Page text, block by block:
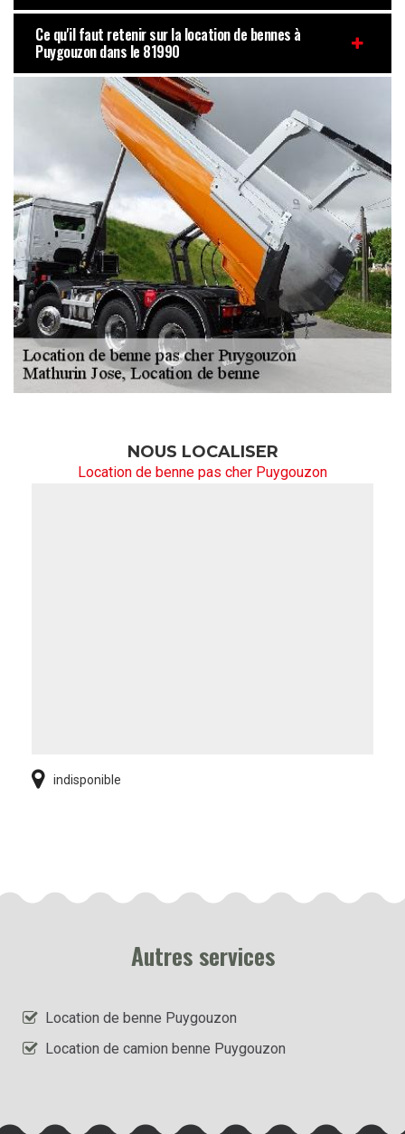
Ce qu'il faut retenir sur la location de bennes à
Puygouzon dans le 81990
NOUS LOCALISER
Location de benne pas cher Puygouzon
indisponible
Autres services
Location de benne Puygouzon
Location de camion benne Puygouzon